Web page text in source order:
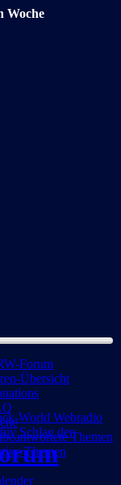
Woche
Forum
Übersicht
Themen
Themen
World Webradio
Schlag den